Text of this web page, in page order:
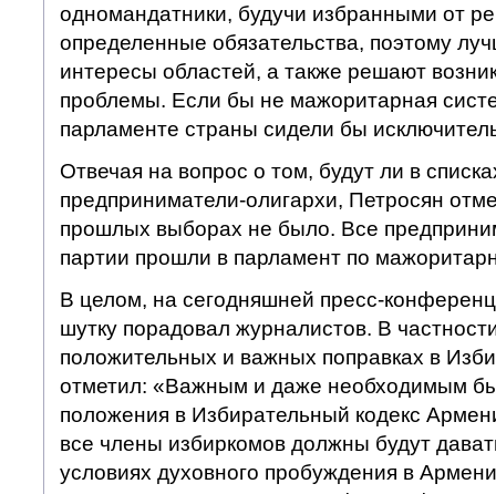
одномандатники, будучи избранными от
определенные обязательства, поэтому
интересы областей, а также решают
проблемы. Если бы не мажоритарная
парламенте страны сидели бы
Отвечая на вопрос о том, будут ли в
предприниматели-олигархи, Петросян
прошлых выборах не было. Все
партии прошли в парламент по
В целом, на сегодняшней пресс-
шутку порадовал журналистов. В
положительных и важных поправках в
отметил: «Важным и даже необходимым
положения в Избирательный кодекс
все члены избиркомов должны будут
условиях духовного пробуждения в